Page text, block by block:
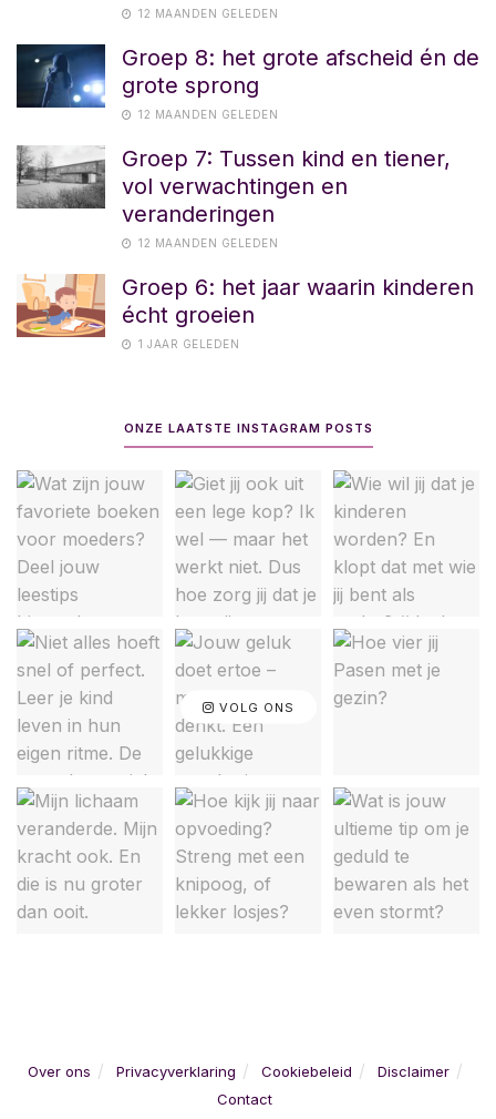
12 MAANDEN GELEDEN
Groep 8: het grote afscheid én de
grote sprong
12 MAANDEN GELEDEN
Groep 7: Tussen kind en tiener,
vol verwachtingen en
veranderingen
12 MAANDEN GELEDEN
Groep 6: het jaar waarin kinderen
écht groeien
1 JAAR GELEDEN
ONZE LAATSTE INSTAGRAM POSTS
VOLG ONS
Over ons Privacyverklaring Cookiebeleid
Disclaimer
Contact